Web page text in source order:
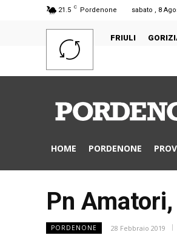
21.5 C Pordenone sabato , 8
FRIULI
HOME PORDENONE
Pn
PORDENONE 28 Febbraio 2019